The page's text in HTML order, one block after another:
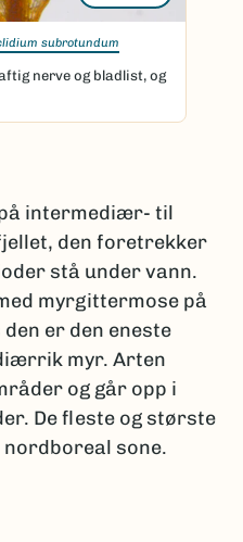
subrotundum
nerve og bladlist, og
intermediær- til
den foretrekker
stå under vann.
myrgittermose på
er den eneste
myr. Arten
og går opp i
De fleste og største
sone.